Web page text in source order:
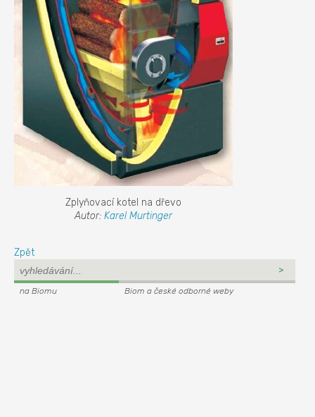
Zplyňovací kotel na dřevo
Autor: Karel Murtinger
Zpět
na Biomu Biom a české odborné weby